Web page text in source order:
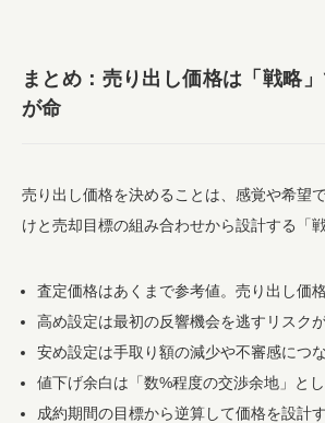
まとめ：売り出し価格は「戦略」
が命
売り出し価格を決めることは、感覚や希望
けと売却目標の組み合わせから設計する「
査定価格はあくまで参考値。売り出し価
高め設定は最初の反響機会を逃すリスク
安め設定は手取り額の減少や不審感につ
値下げ余白は「数%程度の交渉余地」と
成約期間の目標から逆算して価格を設計